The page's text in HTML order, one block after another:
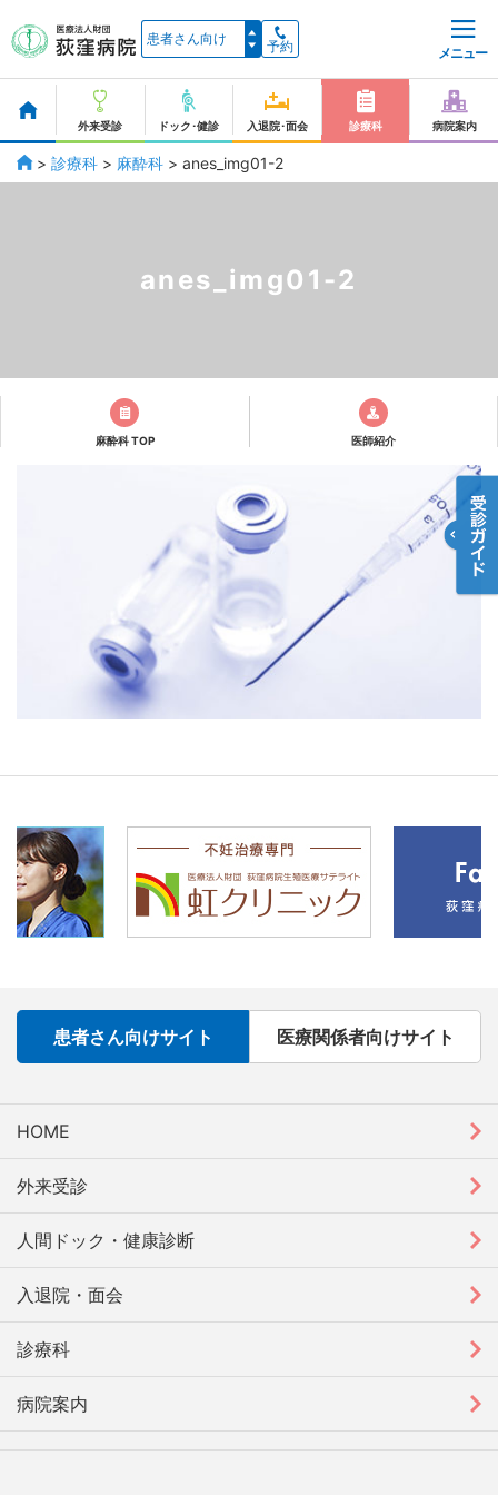
予約 メニュー
外来受診 ドック･健診 入退院･面会 診療科 病院案内
> 診療科 > 麻酔科 > anes_img01-2
anes_img01-2
麻酔科 TOP 医師紹介
患者さん向けサイト 医療関係者向けサイト
HOME
外来受診
人間ドック・健康診断
入退院・面会
診療科
病院案内